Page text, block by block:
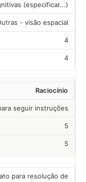
(especificar...)
- visão espacial
4
4
Raciocínio
seguir instruções
5
5
para resolução de